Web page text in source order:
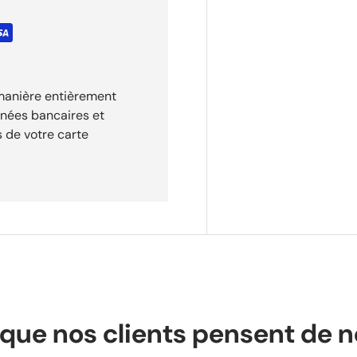
commande. Retours
après réception de
entièrement
bancaires et
de votre carte
nos clients pensent de